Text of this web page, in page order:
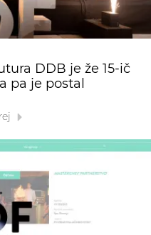
DDB je že 15-ič
pa je postal